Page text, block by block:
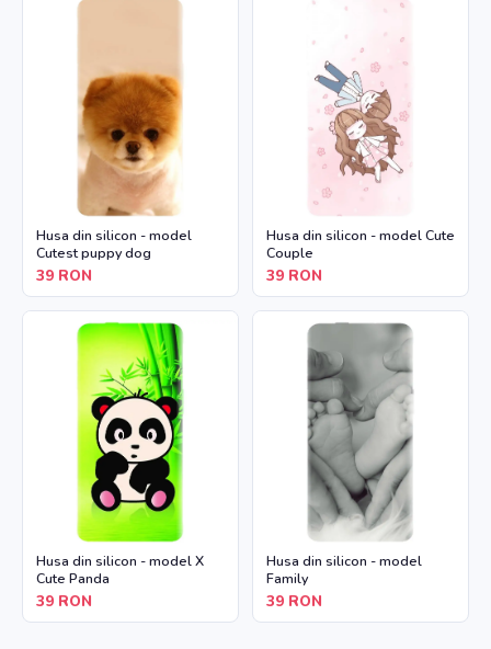
Husa din silicon - model
Cutest puppy dog
39 RON
Husa din silicon - model Cute
Couple
39 RON
Husa din silicon - model X
Cute Panda
39 RON
Husa din silicon - model
Family
39 RON